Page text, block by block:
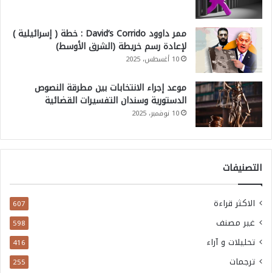
ممر داوود David’s Corrido : خطة ( إسرائيلية )
لإعادة رسم خريطة (الشرق الأوسط)
10 أغسطس، 2025
موعد إجراء الانتخابات بين مطرقة النصوص
الدستورية وسندان التفسيرات القضائية
10 نوفمبر، 2025
التصنيفات
الاكثر قراءة 607
غير مصنف 598
تحليلات و آراء 416
ترجمات 255